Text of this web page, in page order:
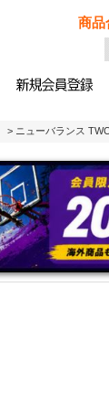
商品
> ニューバランス